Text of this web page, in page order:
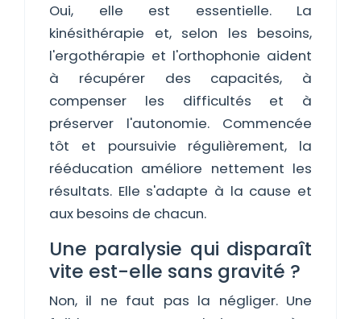
Oui, elle est essentielle. La
kinésithérapie et, selon les besoins,
l'ergothérapie et l'orthophonie aident
à récupérer des capacités, à
compenser les difficultés et à
préserver l'autonomie. Commencée
tôt et poursuivie régulièrement, la
rééducation améliore nettement les
résultats. Elle s'adapte à la cause et
aux besoins de chacun.
Une paralysie qui disparaît
vite est-elle sans gravité ?
Non, il ne faut pas la négliger. Une